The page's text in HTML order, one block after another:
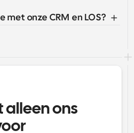
met onze CRM en LOS?
alleen ons